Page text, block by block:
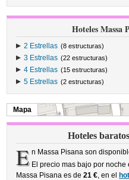
Hoteles Massa
2 Estrellas (8 estructuras)
3 Estrellas (22 estructuras)
4 Estrellas (15 estructuras)
5 Estrellas (2 estructuras)
Mapa
Hoteles
E n Massa Pisana son
El precio mas bajo por
Massa Pisana es de21 €, en el